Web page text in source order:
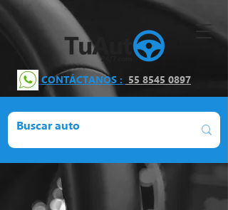
CONTÁCTANOS : 55 8545 0897